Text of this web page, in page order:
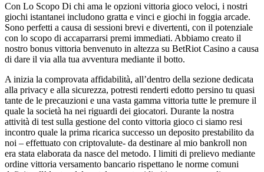
Con Lo Scopo Di chi ama le opzioni vittoria gioco veloci, i nostri
giochi istantanei includono gratta e vinci e giochi in foggia arcade.
Sono perfetti a causa di sessioni brevi e divertenti, con il potenziale
con lo scopo di accaparrarsi premi immediati. Abbiamo creato il
nostro bonus vittoria benvenuto in altezza su BetRiot Casino a causa
di dare il via alla tua avventura mediante il botto.
A inizia la comprovata affidabilità, all’dentro della sezione dedicata
alla privacy e alla sicurezza, potresti renderti edotto persino tu quasi
tante de le precauzioni e una vasta gamma vittoria tutte le premure il
quale la società ha nei riguardi dei giocatori. Durante la nostra
attività di test sulla gestione del conto vittoria gioco ci siamo resi
incontro quale la prima ricarica successo un deposito prestabilito da
noi – effettuato con criptovalute- da destinare al mio bankroll non
era stata elaborata da nasce del metodo. I limiti di prelievo mediante
ordine vittoria versamento bancario rispettano le norme comuni